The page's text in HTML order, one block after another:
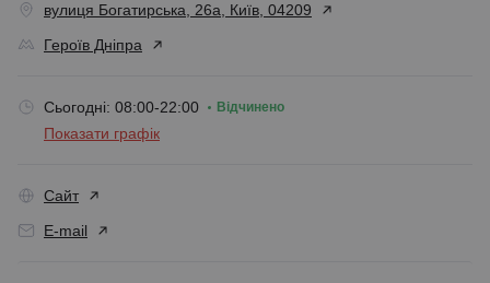
вулиця Богатирська, 26а, Київ, 04209
Героїв Дніпра
Сьогодні: 08:00-22:00 Відчинено
Показати графік
Сайт
E-mail